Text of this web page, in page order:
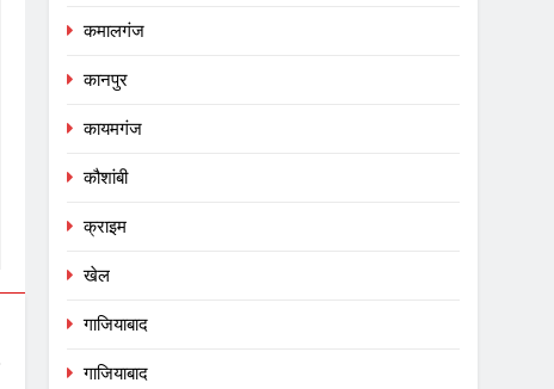
कमालगंज
कानपुर
कायमगंज
कौशांबी
क्राइम
खेल
गाजियाबाद
गाजियाबाद